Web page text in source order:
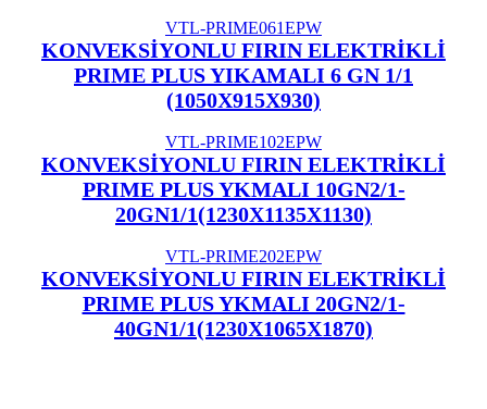
VTL-PRIME061EPW
KONVEKSİYONLU FIRIN ELEKTRİKLİ
PRIME PLUS YIKAMALI 6 GN 1/1
(1050X915X930)
VTL-PRIME102EPW
KONVEKSİYONLU FIRIN ELEKTRİKLİ
PRIME PLUS YKMALI 10GN2/1-
20GN1/1(1230X1135X1130)
VTL-PRIME202EPW
KONVEKSİYONLU FIRIN ELEKTRİKLİ
PRIME PLUS YKMALI 20GN2/1-
40GN1/1(1230X1065X1870)